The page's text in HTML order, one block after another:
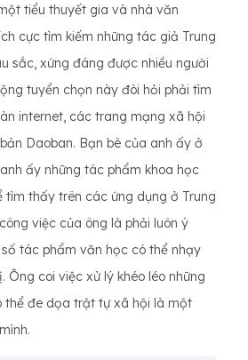
tiểu thuyết gia và nhà văn
cực tìm kiếm những tác giả Trung
sắc, xứng đáng được nhiều người
tuyển chọn này đòi hỏi phải tìm
internet, các trang mạng xã hội
Daoban. Bạn bè của anh ấy ở
ấy những tác phẩm khoa học
tìm thấy trên các ứng dụng ở Trung
việc của ông là phải luôn ý
tác phẩm văn học có thể nhạy
Ông coi việc xử lý khéo léo những
thể đe dọa trật tự xã hội là một